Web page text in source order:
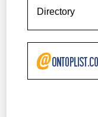
Directory